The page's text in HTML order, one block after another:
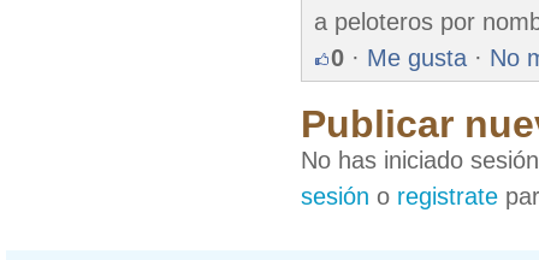
a peloteros por
0 · Me gusta · No
Publicar
No has iniciado
sesión o registrate